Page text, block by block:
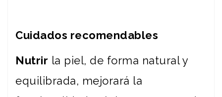
Cuidados recomendables
Nutrir la piel, de forma natural y
equilibrada, mejorará la